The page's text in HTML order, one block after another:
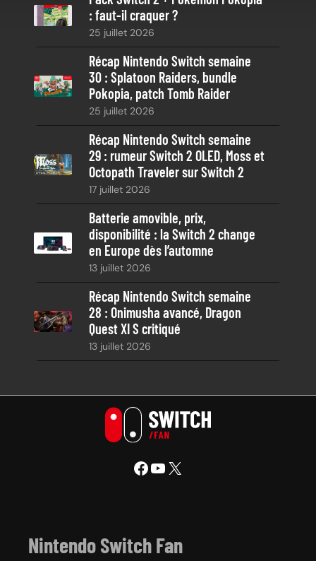
: faut-il craquer ?
25 juillet 2026
Récap Nintendo Switch semaine
30 : Splatoon Raiders, bundle
Pokopia, patch Tomb Raider
25 juillet 2026
Récap Nintendo Switch semaine
29 : rumeur Switch 2 OLED, Moss et
Octopath Traveler sur Switch 2
17 juillet 2026
Batterie amovible, prix,
disponibilité : la Switch 2 change
en Europe dès l’automne
13 juillet 2026
Récap Nintendo Switch semaine
28 : Onimusha avancé, Dragon
Quest XI S critiqué
13 juillet 2026
Facebook YouTube X
Nintendo Switch Fan